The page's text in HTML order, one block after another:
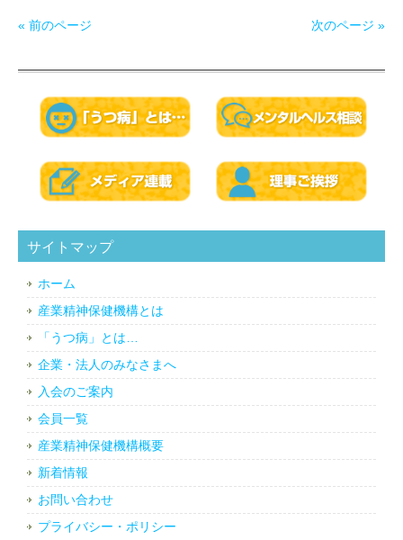
« 前のページ 次のページ »
サイトマップ
ホーム
産業精神保健機構とは
「うつ病」とは…
企業・法人のみなさまへ
入会のご案内
会員一覧
産業精神保健機構概要
新着情報
お問い合わせ
プライバシー・ポリシー